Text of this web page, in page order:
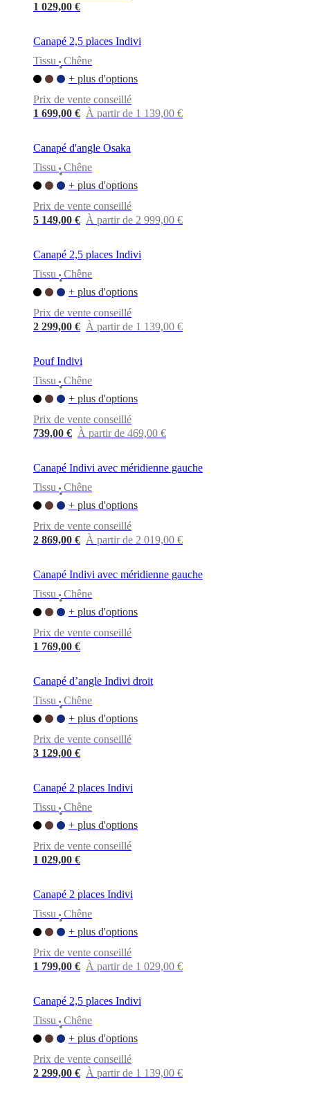
1 029,00 €
Canapé 2,5 places Indivi
Tissu
•
Chêne
+ plus d'options
Prix de vente conseillé
1 699,00 € À partir de 1 139,00 €
Canapé d'angle Osaka
Tissu
•
Chêne
+ plus d'options
Prix de vente conseillé
5 149,00 € À partir de 2 999,00 €
Canapé 2,5 places Indivi
Tissu
•
Chêne
+ plus d'options
Prix de vente conseillé
2 299,00 € À partir de 1 139,00 €
Pouf Indivi
Tissu
•
Chêne
+ plus d'options
Prix de vente conseillé
739,00 € À partir de 469,00 €
Canapé Indivi avec méridienne gauche
Tissu
•
Chêne
+ plus d'options
Prix de vente conseillé
2 869,00 € À partir de 2 019,00 €
Canapé Indivi avec méridienne gauche
Tissu
•
Chêne
+ plus d'options
Prix de vente conseillé
1 769,00 €
Canapé d’angle Indivi droit
Tissu
•
Chêne
+ plus d'options
Prix de vente conseillé
3 129,00 €
Canapé 2 places Indivi
Tissu
•
Chêne
+ plus d'options
Prix de vente conseillé
1 029,00 €
Canapé 2 places Indivi
Tissu
•
Chêne
+ plus d'options
Prix de vente conseillé
1 799,00 € À partir de 1 029,00 €
Canapé 2,5 places Indivi
Tissu
•
Chêne
+ plus d'options
Prix de vente conseillé
2 299,00 € À partir de 1 139,00 €